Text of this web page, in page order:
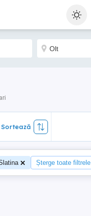
Sortează
Șterge toate filtrele